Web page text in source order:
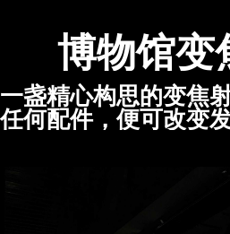
博物馆变
一盏精心构思的变焦
任何配件，便可改变